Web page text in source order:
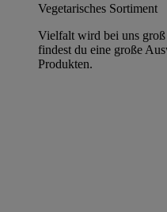
Vegetarisches Sortiment
Vielfalt wird bei uns groß
findest du eine große
Produkten.